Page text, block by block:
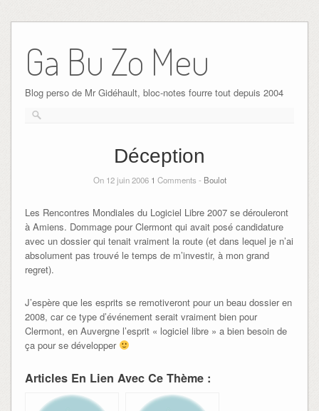
Ga Bu Zo Meu
Blog perso de Mr Gidéhault, bloc-notes fourre tout depuis 2004
Déception
On 12 juin 2006 1 Comments - Boulot
Les Rencontres Mondiales du Logiciel Libre 2007 se dérouleront
à Amiens. Dommage pour Clermont qui avait posé candidature
avec un dossier qui tenait vraiment la route (et dans lequel je n’ai
absolument pas trouvé le temps de m’investir, à mon grand
regret).
J’espère que les esprits se remotiveront pour un beau dossier en
2008, car ce type d’événement serait vraiment bien pour
Clermont, en Auvergne l’esprit « logiciel libre » a bien besoin de
ça pour se développer
Articles En Lien Avec Ce Thème :